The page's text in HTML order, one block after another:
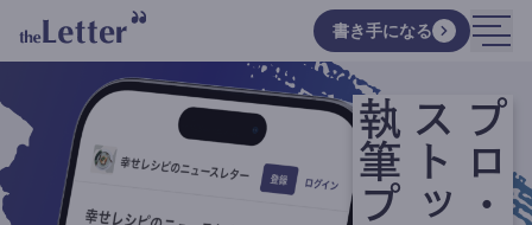
書き手になる